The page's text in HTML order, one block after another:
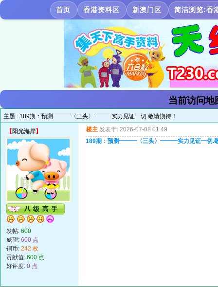
首页 香港资料区 新澳门区 简洁浏览:香
当前访问地
主题 : 189期：预测━━━〈三头〉━━━实力见证一切.敬请期待！
【 阳光海岸】
发帖: 600
威望: 600 点
铜币: 242 枚
贡献值: 600 点
好评度: 0 点
楼主 发表于: 2026-07-08 01:49
189期：预测━━━〈三头〉━━━实力见证一切.